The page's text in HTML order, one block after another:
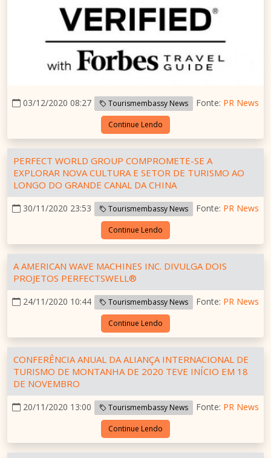
03/12/2020 08:27 Tourismembassy News Fonte: PR News
Continue Lendo
PERFECT WORLD GROUP COMPROMETE-SE A
EXPLORAR NOVA CULTURA E SETOR DE TURISMO AO
LONGO DO GRANDE CANAL DA CHINA
30/11/2020 23:53 Tourismembassy News Fonte: PR News
Continue Lendo
A AMERICAN WAVE MACHINES INC. DIVULGA DOIS
PROJETOS PERFECTSWELL®
24/11/2020 10:44 Tourismembassy News Fonte: PR News
Continue Lendo
CONFERÊNCIA ANUAL DA ALIANÇA INTERNACIONAL DE
TURISMO DE MONTANHA DE 2020 TEVE INÍCIO EM 18
DE NOVEMBRO
20/11/2020 13:00 Tourismembassy News Fonte: PR News
Continue Lendo